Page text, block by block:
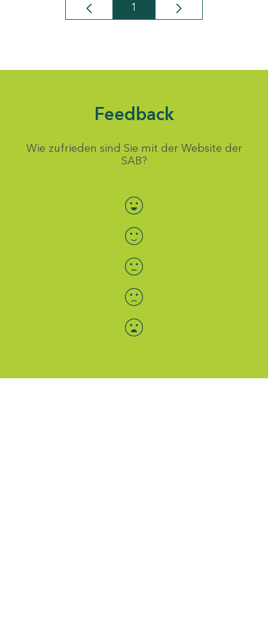
Seite
1
Feedback
Wie zufrieden sind Sie mit der Website der
SAB?
Bewertung auswählen